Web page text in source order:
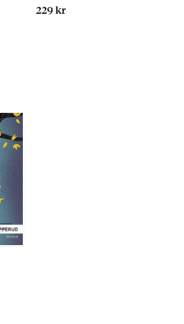
229 kr